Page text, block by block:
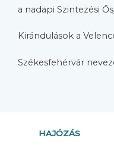
a nadapi Szintezési
Kirándulások a
Székesfehérvár
HAJÓZÁS